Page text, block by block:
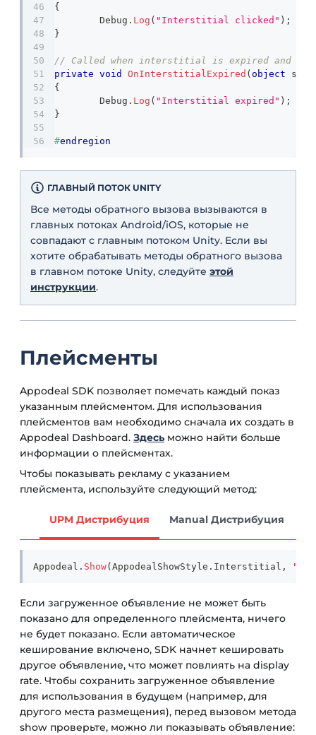
{
	Debug
. Log ( "Interstitial clicked" ) ;
}
// Called when interstitial is expired and can
private void OnInterstitialExpired ( object
{
	Debug
. Log ( "Interstitial expired" ) ;
}
#endregion
ГЛАВНЫЙ ПОТОК UNITY
Все методы обратного вызова вызываются в
главных потоках Android/iOS, которые не
совпадают с главным потоком Unity. Если вы
хотите обрабатывать методы обратного вызова
в главном потоке Unity, следуйте этой
инструкции.
Плейсменты
Appodeal SDK позволяет помечать каждый показ
указанным плейсментом. Для использования
плейсментов вам необходимо сначала их создать в
Appodeal Dashboard. Здесь можно найти больше
информации о плейсментах.
Чтобы показывать рекламу с указанием
плейсмента, используйте следующий метод:
UPM Дистрибуция Manual Дистрибуция
Appodeal . Show( AppodealShowStyle . Interstitial ,
Если загруженное объявление не может быть
показано для определенного плейсмента, ничего
не будет показано. Если автоматическое
кеширование включено, SDK начнет кешировать
другое объявление, что может повлиять на display
rate. Чтобы сохранить загруженное объявление
для использования в будущем (например, для
другого места размещения), перед вызовом метода
show проверьте, можно ли показывать объявление: